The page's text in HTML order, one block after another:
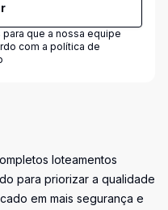
que a nossa equipe
com a política de
loteamentos
para priorizar a qualidade
em mais segurança e